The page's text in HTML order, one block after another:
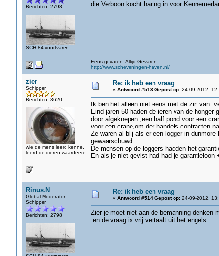
Berichten: 2798
SCH 84 voortvaren
die Verboon kocht haring in voor
Eens gevaren Altijd Gevaren
http://www.scheveningen-haven.nl/
zier
Schipper
Berichten: 3620
wie de mens leerd kenne,
leerd de dieren waardeere
Re: ik heb een vraag
« Antwoord #513 Gepost op:24-09-2012,
Ik ben het alleen niet eens met de zin van
Eind jaren 50 haden de ieren van de honger
door afgeknepen ,een half pond voor een
voor een crane,om der handels contracten
Ze waren al blij als er een logger in
gewaarschuwd.
De mensen op de loggers hadden het
En als je niet gevist had had je
Rinus.N
Global Moderator
Schipper
Berichten: 2798
Re: ik heb een vraag
« Antwoord #514 Gepost op:24-09-2012,
Zier je moet niet aan de bemanning denken
en de vraag is vrij vertaalt uit het engels